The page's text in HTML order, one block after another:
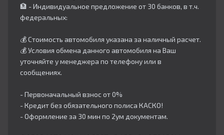
🏦 - Индивидуальное предложение от 30 банков, в т.ч.
федеральных:
💰 Стоимость автомобиля указана за наличный расчет.
💰 Условия обмена данного автомобиля на Ваш
уточняйте у менеджера по телефону или в
сообщениях.
- Первоначальный взнос от 0%
- Кредит без обязательного полиса КАСКО!
- Оформление за 30 мин по 2ум документам.